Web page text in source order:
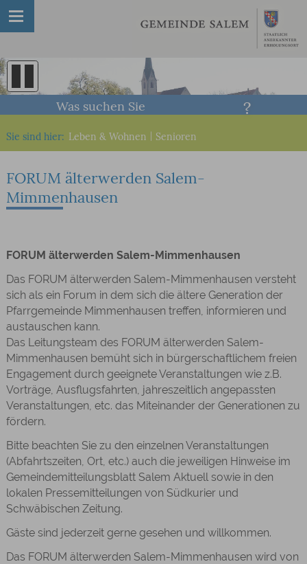
Sie sind hier: Leben & Wohnen Senioren
Was suchen Sie
FORUM älterwerden Salem-
Mimmenhausen
FORUM älterwerden Salem-Mimmenhausen
Das FORUM älterwerden Salem-Mimmenhausen versteht
sich als ein Forum in dem sich die ältere Generation der
Pfarrgemeinde Mimmenhausen treffen, informieren und
austauschen kann.
Das Leitungsteam des FORUM älterwerden Salem-
Mimmenhausen bemüht sich in bürgerschaftlichem freien
Engagement durch geeignete Veranstaltungen wie z.B.
Vorträge, Ausflugsfahrten, jahreszeitlich angepassten
Veranstaltungen, etc. das Miteinander der Generationen zu
fördern.
Bitte beachten Sie zu den einzelnen Veranstaltungen
(Abfahrtszeiten, Ort, etc.) auch die jeweiligen Hinweise im
Gemeindemitteilungsblatt Salem Aktuell sowie in den
lokalen Pressemitteilungen von Südkurier und
Schwäbischen Zeitung.
Gäste sind jederzeit gerne gesehen und willkommen.
Das FORUM älterwerden Salem-Mimmenhausen wird von